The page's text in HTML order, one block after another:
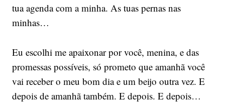
tua agenda com a minha. As tuas pernas nas
minhas…
Eu escolhi me apaixonar por você, menina, e das
promessas possíveis, só prometo que amanhã você
vai receber o meu bom dia e um beijo outra vez. E
depois de amanhã também. E depois. E depois…